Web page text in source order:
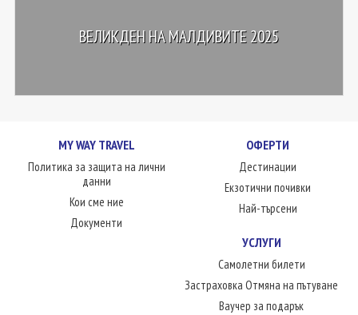
ВЕЛИКДЕН НА МАЛДИВИТЕ 2025
MY WAY TRAVEL
Политика за защита на лични
данни
Кои сме ние
Документи
ОФЕРТИ
Дестинации
Екзотични почивки
Най-търсени
УСЛУГИ
Самолетни билети
Застраховка Отмяна на пътуване
Ваучер за подарък